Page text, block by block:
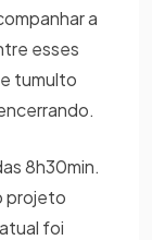
a
esses
tumulto
8h30min.
projeto
foi